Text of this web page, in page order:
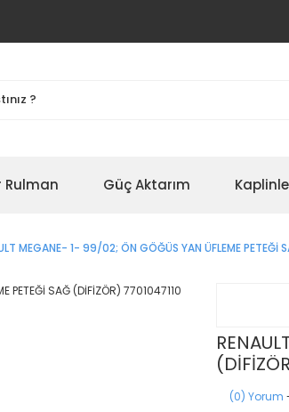
Rulman Güç Aktarım
MEGANE- 1- 99/02; ÖN GÖĞÜS YAN ÜFLEME
(0) Yorum